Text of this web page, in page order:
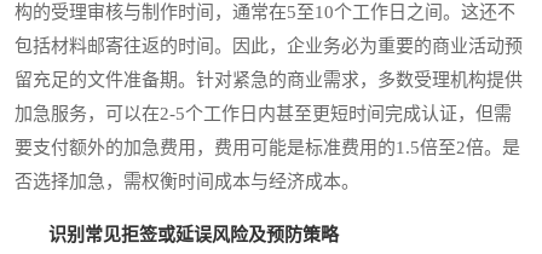
构的受理审核与制作时间，通常在5至10个工作日之间。这还不
包括材料邮寄往返的时间。因此，企业务必为重要的商业活动预
留充足的文件准备期。针对紧急的商业需求，多数受理机构提供
加急服务，可以在2-5个工作日内甚至更短时间完成认证，但需
要支付额外的加急费用，费用可能是标准费用的1.5倍至2倍。是
否选择加急，需权衡时间成本与经济成本。
识别常见拒签或延误风险及预防策略